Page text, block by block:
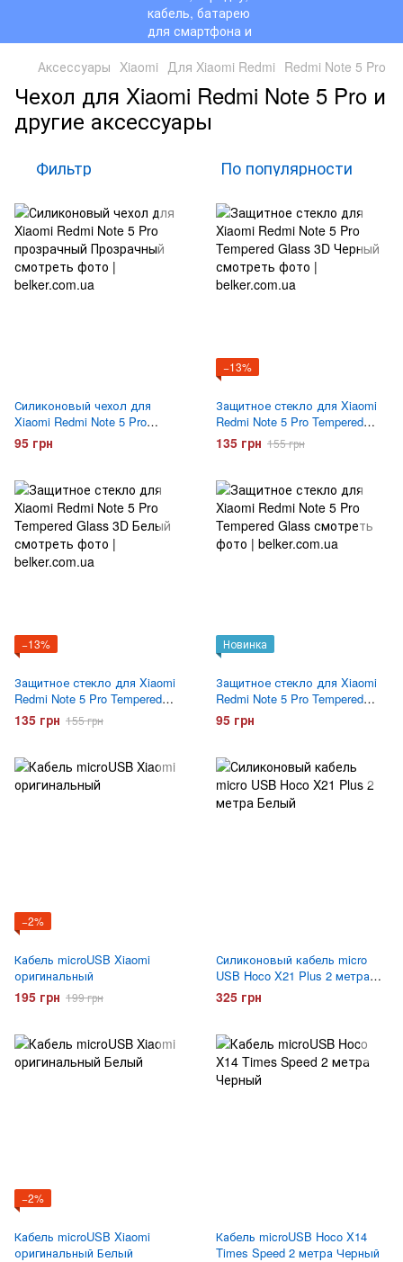
Аксессуары Xiaomi Для Xiaomi Redmi Redmi Note 5 Pro
Чехол для Xiaomi Redmi Note 5 Pro и
другие аксессуары
Фильтр По популярности
Силиконовый чехол для
Xiaomi Redmi Note 5 Pro
прозрачный
95 грн
−13%
Защитное стекло для Xiaomi
Redmi Note 5 Pro Tempered
Glass 3D Черное
135 грн 155 грн
−13%
Защитное стекло для Xiaomi
Redmi Note 5 Pro Tempered
Glass 3D Белый
135 грн 155 грн
Новинка
Защитное стекло для Xiaomi
Redmi Note 5 Pro Tempered
Glass
95 грн
−2%
Кабель microUSB Xiaomi
оригинальный
195 грн 199 грн
Силиконовый кабель micro
USB Hoco X21 Plus 2 метра
Белый
325 грн
−2%
Кабель microUSB Xiaomi
оригинальный Белый
Кабель microUSB Hoco X14
Times Speed 2 метра Черный